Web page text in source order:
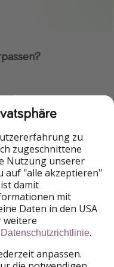
Group
zu
zugeschnittene
Nutzung unserer
auf "alle akzeptieren"
damit
mit
Daten in den USA
weitere
Datenschutzrichtlinie.
anpassen.